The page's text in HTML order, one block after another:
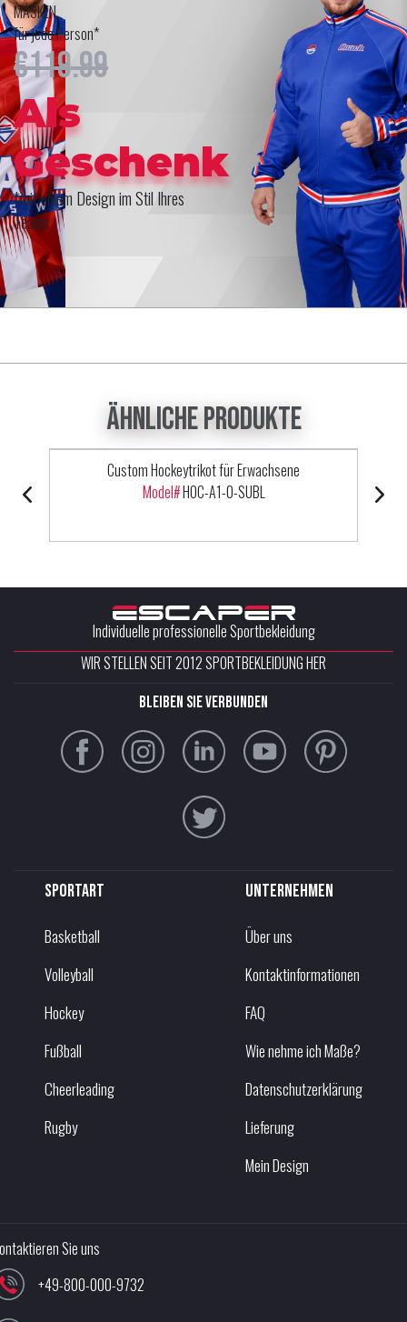
MASKEN
für jede Person*
€119.99
Als
Geschenk
*mit einem Design im Stil Ihres
Teams
Ähnliche Produkte
Custom Hockeytrikot für Erwachsene
Model#HOC-A1-0-SUBL
Individuelle professionelle Sportbekleidung
WIR STELLEN SEIT 2012 SPORTBEKLEIDUNG HER
Bleiben Sie verbunden
Sportart
Basketball
Volleyball
Hockey
Fußball
Cheerleading
Rugby
Unternehmen
Über uns
Kontaktinformationen
FAQ
Wie nehme ich Maße?
Datenschutzerklärung
Lieferung
Mein Design
Sie uns
+49-800-000-9732